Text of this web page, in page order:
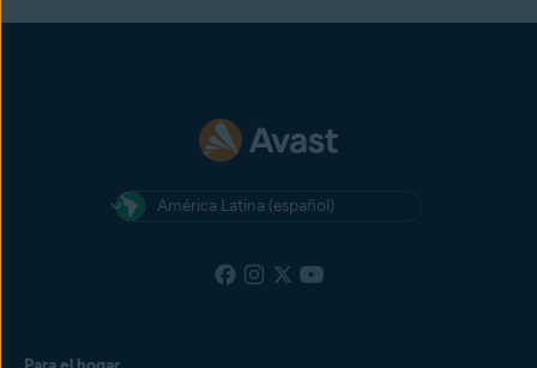
América Latina (español)